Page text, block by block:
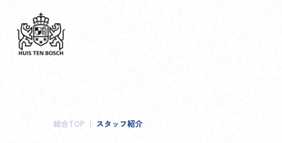
総合TOP スタッフ紹介